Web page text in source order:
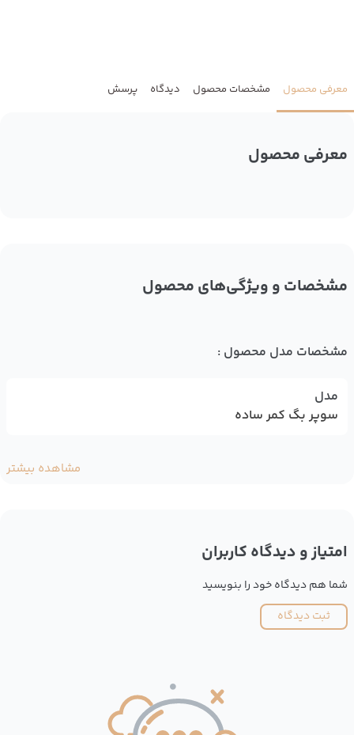
معرفی محصول مشخصات محصول دیدگاه پرسش
معرفی محصول
مشخصات و ویژگی‌های محصول
مشخصات مدل محصول :
مدل
سوپر بگ کمر ساده
مشاهده بیشتر
امتیاز و دیدگاه کاربران
شما هم دیدگاه خود را بنویسید
ثبت دیدگاه